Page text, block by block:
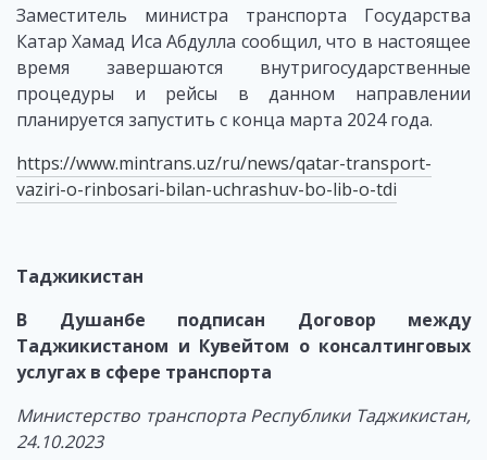
Заместитель министра транспорта Государства
Катар Хамад Иса Абдулла сообщил, что в настоящее
время завершаются внутригосударственные
процедуры и рейсы в данном направлении
планируется запустить с конца марта 2024 года.
https://www.mintrans.uz/ru/news/qatar-transport-
vaziri-o-rinbosari-bilan-uchrashuv-bo-lib-o-tdi
Таджикистан
В Душанбе подписан Договор между
Таджикистаном и Кувейтом о консалтинговых
услугах в сфере транспорта
Министерство транспорта Республики Таджикистан,
24.10.2023